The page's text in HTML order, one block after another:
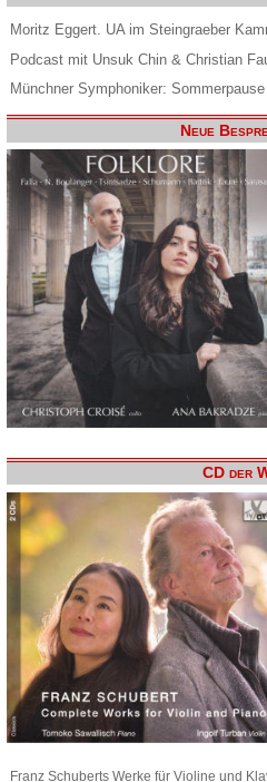
Moritz Eggert. UA im Steingraeber
Podcast mit Unsuk Chin & Christian
Münchner Symphoniker:
Neue
CD der
Franz Schuberts Werke für Violine und